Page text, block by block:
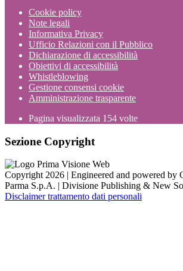
Cookie policy
Note legali
Informativa Privacy
Ufficio Relazioni con il Pubblico
Dichiarazione di accessibilità
Obiettivi di accessibilità
Whistleblowing
Gestione consensi cookie
Amministrazione trasparente
Pagina visualizzata 154 volte
Sezione Copyright
Copyright 2026 | Engineered and powered by
Parma S.p.A. | Divisione Publishing & New
Disclaimer trattamento dati personali